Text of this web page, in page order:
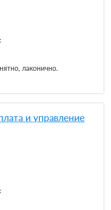
лаконично.
и управление